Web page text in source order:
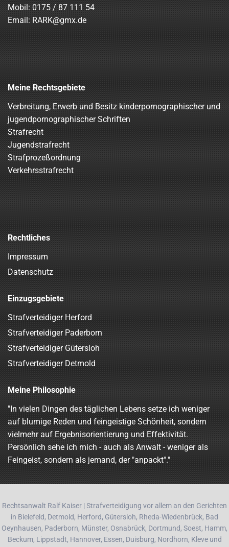
Mobil: 0175 / 87 111 54
Email: RARK@gmx.de
Meine Rechtsgebiete
Verbreitung, Erwerb und Besitz kinderpornographischer und
jugendpornographischer Schriften
Strafrecht
Jugendstrafrecht
Strafprozeßordnung
Verkehrsstrafrecht
Rechtliches
Impressum
Datenschutz
Einzugsgebiete
Strafverteidiger Herford
Strafverteidiger Paderborn
Strafverteidiger Gütersloh
Strafverteidiger Detmold
Meine Philosophie
"In vielen Dingen des täglichen Lebens setze ich weniger
auf blumige Reden und feingeistige Schönheit, sondern
vielmehr auf Ergebnisorientierung und Effektivität.
Persönlich sehe ich mich - auch als Anwalt - weniger als
Feingeist, sondern als jemand, der "anpackt"."
Rechtsanwalt Ralf Kaiser | Strafverteidigung vor allem an den Gerichten
in Bielefeld, Detmold, Herford, Gütersloh, Rheda-Wiedenbrück, Bad
Oeynhausen, Paderborn, Münster, Osnabrück, Dortmund, Soest, Hamm,
Beckum, Lippstadt, Hannover, Essen, Duisburg, Nordhorn, Kleve und